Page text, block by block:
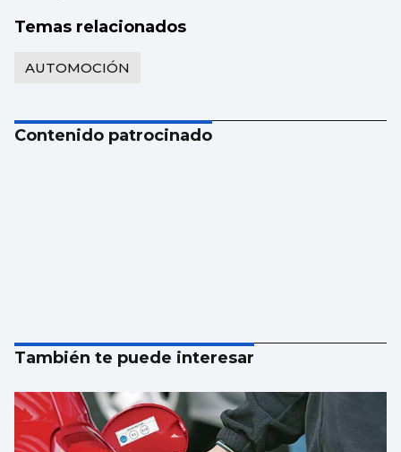
Temas relacionados
AUTOMOCIÓN
Contenido patrocinado
También te puede interesar